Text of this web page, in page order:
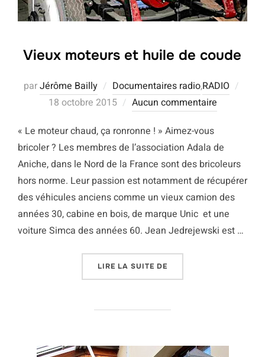
Vieux moteurs et huile de coude
parJérôme Bailly Documentaires radio,RADIO
18 octobre 2015
Aucun commentaire
« Le moteur chaud, ça ronronne ! » Aimez-vous
bricoler ? Les membres de l’association Adala de
Aniche, dans le Nord de la France sont des bricoleurs
hors norme. Leur passion est notamment de récupérer
des véhicules anciens comme un vieux camion des
années 30, cabine en bois, de marque Unic et une
voiture Simca des années 60. Jean Jedrejewski est …
LIRE LA SUITE DE